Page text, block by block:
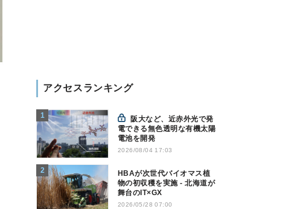
アクセスランキング
電できる無色透明な有機太陽
電池を開発
2026/08/04 17:03
HBAが次世代バイオマス植
物の初収穫を実施 - 北海道が
舞台のIT×GX
2026/05/28 07:00